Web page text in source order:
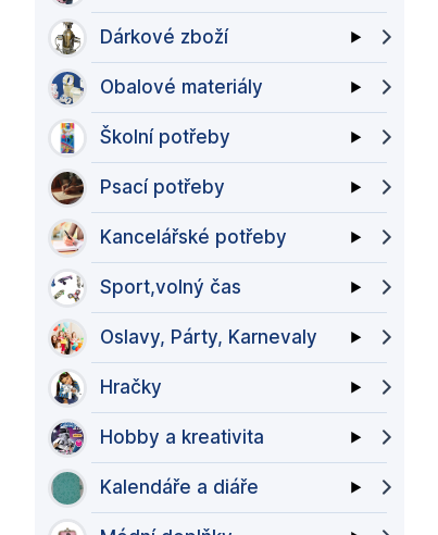
Dárkové zboží
Obalové materiály
Školní potřeby
Psací potřeby
Kancelářské potřeby
Sport,volný čas
Oslavy, Párty, Karnevaly
Hračky
Hobby a kreativita
Kalendáře a diáře